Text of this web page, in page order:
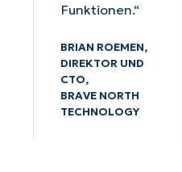
Funktionen.“
BRIAN ROEMEN,
DIREKTOR UND
CTO,
BRAVE NORTH
TECHNOLOGY